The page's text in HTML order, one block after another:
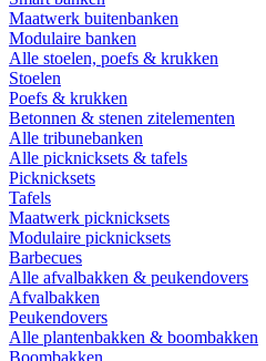
Maatwerk buitenbanken
Modulaire banken
Alle stoelen, poefs & krukken
Stoelen
Poefs & krukken
Betonnen & stenen zitelementen
Alle tribunebanken
Alle picknicksets & tafels
Picknicksets
Tafels
Maatwerk picknicksets
Modulaire picknicksets
Barbecues
Alle afvalbakken & peukendovers
Afvalbakken
Peukendovers
Alle plantenbakken & boombakken
Boombakken